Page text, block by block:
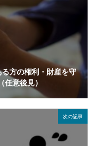
方の権利・財産を守
意後見）
次の記事